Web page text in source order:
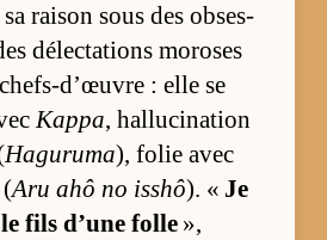
rai­son sous des ob­ses­
dé­lec­ta­tions mo­roses
d’œuvre : elle se
Kappa, hal­lu­ci­na­tion
Haguruma), fo­lie avec
Aru ahô no is­shô). « Je
fils d’une folle »,